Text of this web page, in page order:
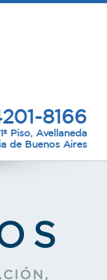
8166
Piso, Avellaneda
de Buenos Aires